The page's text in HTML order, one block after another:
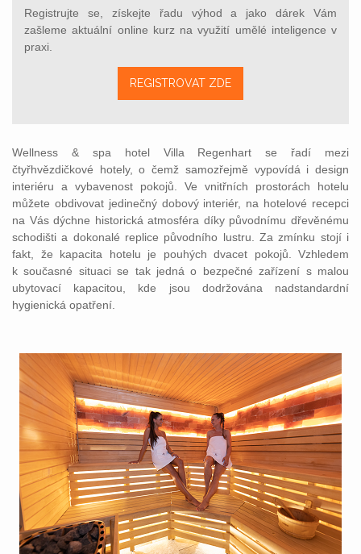
Registrujte se, získejte řadu výhod a jako dárek Vám
zašleme aktuální online kurz na využití umělé inteligence v
praxi.
REGISTROVAT ZDE
Wellness & spa hotel Villa Regenhart se řadí mezi
čtyřhvězdičkové hotely, o čemž samozřejmě vypovídá i design
interiéru a vybavenost pokojů. Ve vnitřních prostorách hotelu
můžete obdivovat jedinečný dobový interiér, na hotelové recepci
na Vás dýchne historická atmosféra díky původnímu dřevěnému
schodišti a dokonalé replice původního lustru. Za zmínku stojí i
fakt, že kapacita hotelu je pouhých dvacet pokojů. Vzhledem
k současné situaci se tak jedná o bezpečné zařízení s malou
ubytovací kapacitou, kde jsou dodržována nadstandardní
hygienická opatření.